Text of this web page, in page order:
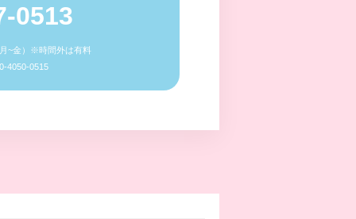
0513
~金）※時間外は有料
4050-0515